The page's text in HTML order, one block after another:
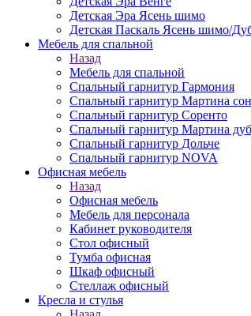
Детская Эра Ясень шимо
Детская Паскаль Ясень шимо/
Мебель для спальной
Назад
Мебель для спальной
Спальный гарнитур Гармония
Спальный гарнитур Мартина
Спальный гарнитур Соренто
Спальный гарнитур Мартина
Спальный гарнитур Дольче
Спальный гарнитур NOVA
Офисная мебель
Назад
Офисная мебель
Мебель для персонала
Кабинет руководителя
Стол офисный
Тумба офисная
Шкаф офисный
Стеллаж офисный
Кресла и стулья